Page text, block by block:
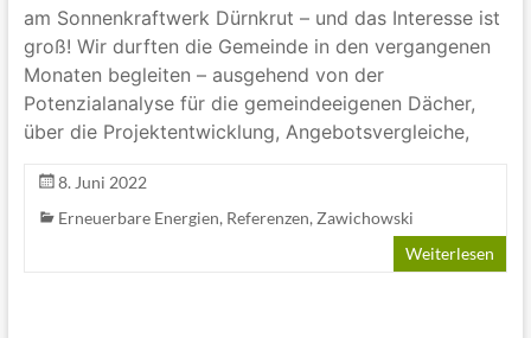
am Sonnenkraftwerk Dürnkrut – und das Interesse ist
groß! Wir durften die Gemeinde in den vergangenen
Monaten begleiten – ausgehend von der
Potenzialanalyse für die gemeindeeigenen Dächer,
über die Projektentwicklung, Angebotsvergleiche,
8. Juni 2022
Erneuerbare Energien, Referenzen, Zawichowski
Weiterlesen